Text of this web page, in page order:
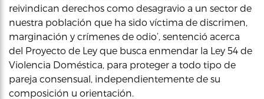
reivindican derechos como desagravio a un sector de
nuestra población que ha sido víctima de discrimen,
marginación y crímenes de odio’, sentenció acerca
del Proyecto de Ley que busca enmendar la Ley 54 de
Violencia Doméstica, para proteger a todo tipo de
pareja consensual, independientemente de su
composición u orientación.